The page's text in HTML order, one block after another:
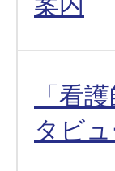
「看
タビ